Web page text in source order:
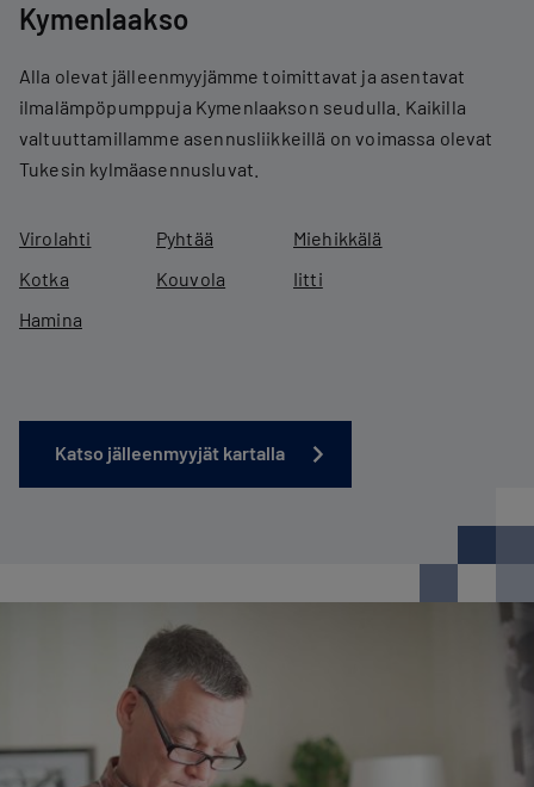
Kymenlaakso
Alla olevat jälleenmyyjämme toimittavat ja asentavat
ilmalämpöpumppuja Kymenlaakson seudulla. Kaikilla
valtuuttamillamme asennusliikkeillä on voimassa olevat
Tukesin kylmäasennusluvat.
Virolahti Pyhtää
Miehikkälä
Kotka
Kouvola
Iitti
Hamina
Katso jälleenmyyjät kartalla